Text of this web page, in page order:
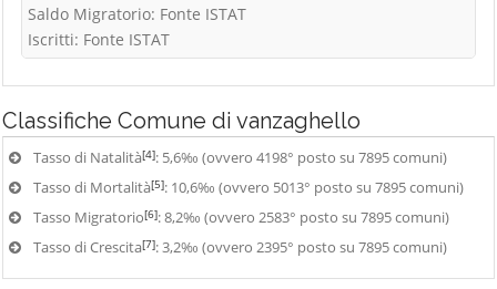
Saldo Migratorio: Fonte ISTAT
Iscritti: Fonte ISTAT
Classifiche Comune di vanzaghello
Tasso di Natalità[4]: 5,6‰ (ovvero 4198° posto su 7895 comuni)
Tasso di Mortalità[5]: 10,6‰ (ovvero 5013° posto su 7895 comuni)
Tasso Migratorio[6]: 8,2‰ (ovvero 2583° posto su 7895 comuni)
Tasso di Crescita[7]: 3,2‰ (ovvero 2395° posto su 7895 comuni)